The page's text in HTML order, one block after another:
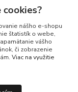
nášho e-shopu
štatistík o webe,
vášho
či zobrazenie
Viac na využitie